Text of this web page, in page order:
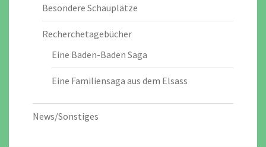
Besondere Schauplätze
Recherchetagebücher
Eine Baden-Baden Saga
Eine Familiensaga aus dem Elsass
News/Sonstiges